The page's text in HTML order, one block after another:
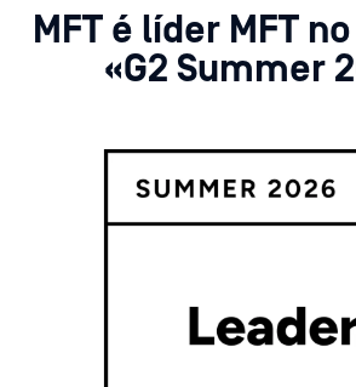
MFT é líder MFT
«G2 Summer